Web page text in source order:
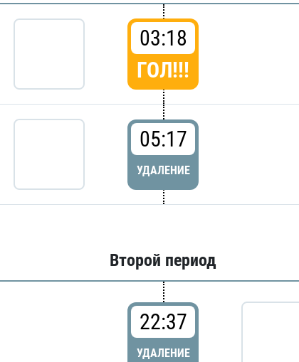
03:18
ГОЛ!!!
05:17
УДАЛЕНИЕ
Второй период
22:37
УДАЛЕНИЕ